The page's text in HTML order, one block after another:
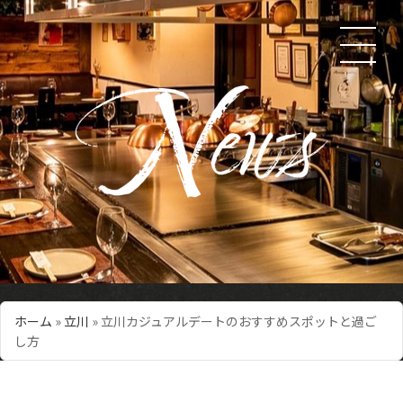
ホーム » 立川 » 立川カジュアルデートのおすすめスポットと過ご
し方